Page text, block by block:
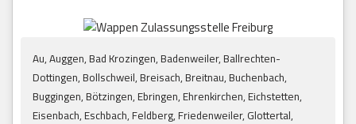
Au, Auggen, Bad Krozingen, Badenweiler, Ballrechten-
Dottingen, Bollschweil, Breisach, Breitnau, Buchenbach,
Buggingen, Bötzingen, Ebringen, Ehrenkirchen, Eichstetten,
Eisenbach, Eschbach, Feldberg, Friedenweiler, Glottertal,